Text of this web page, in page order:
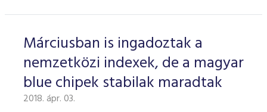
Márciusban is ingadoztak a
nemzetközi indexek, de a magyar
blue chipek stabilak maradtak
2018. ápr. 03.